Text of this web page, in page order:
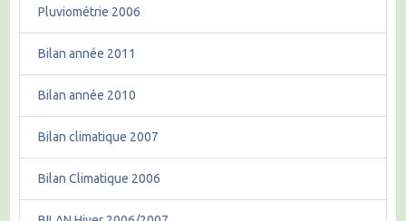
Pluviométrie 2006
Bilan année 2011
Bilan année 2010
Bilan climatique 2007
Bilan Climatique 2006